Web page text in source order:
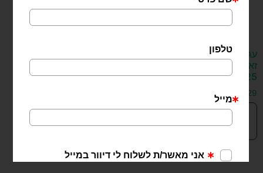
עגילים צמודים
זארה מכסף
925
129
הוספה
לסל